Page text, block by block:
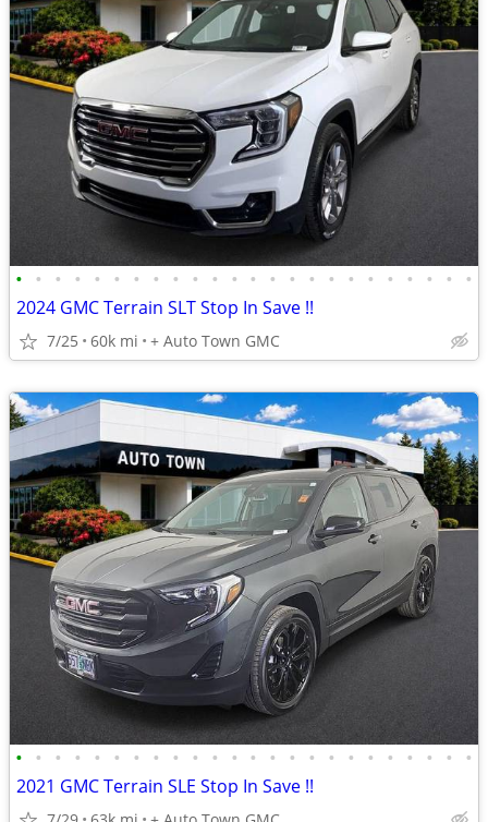
• • • • • • • • • • • • • • • • • • • • • • • •
2024 GMC Terrain SLT Stop In Save !!
7/25 60k mi + Auto Town GMC
• • • • • • • • • • • • • • • • • • • • • • • •
2021 GMC Terrain SLE Stop In Save !!